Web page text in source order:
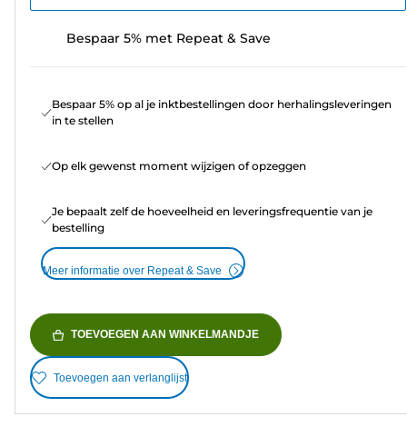
Bespaar 5% met Repeat & Save
Bespaar 5% op al je inktbestellingen door herhalingsleveringen
in te stellen
Op elk gewenst moment wijzigen of opzeggen
Je bepaalt zelf de hoeveelheid en leveringsfrequentie van je
bestelling
Meer informatie over Repeat & Save
TOEVOEGEN AAN WINKELMANDJE
Toevoegen aan verlanglijst